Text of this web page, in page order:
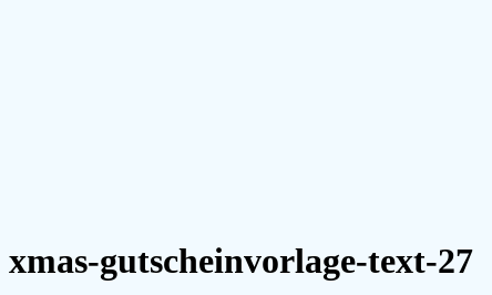
xmas-gutscheinvorlage-text-27